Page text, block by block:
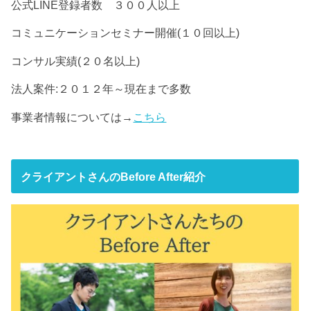
公式LINE登録者数 ３００人以上
コミュニケーションセミナー開催(１０回以上)
コンサル実績(２０名以上)
法人案件:２０１２年～現在まで多数
事業者情報については→ こちら
クライアントさんのBefore After紹介